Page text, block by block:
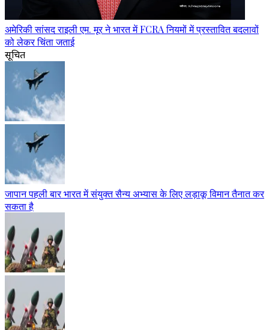
अमेरिकी सांसद राइली एम. मूर ने भारत में FCRA नियमों में प्रस्तावित बदलावों
को लेकर चिंता जताई
सूचित
जापान पहली बार भारत में संयुक्त सैन्य अभ्यास के लिए लड़ाकू विमान तैनात कर
सकता है